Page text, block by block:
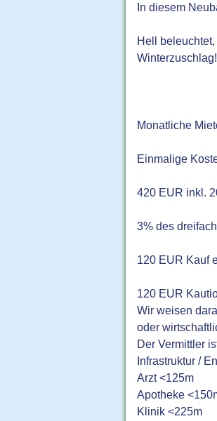
In diesem
Hell
Winterzuschlag!
Monatliche
Einmalige
420 EUR inkl.
3% des
120 EUR Kauf
120 EUR
Wir weisen
oder
Der Vermittler
Infrastruktur /
Arzt <125m
Apotheke
Klinik <225m